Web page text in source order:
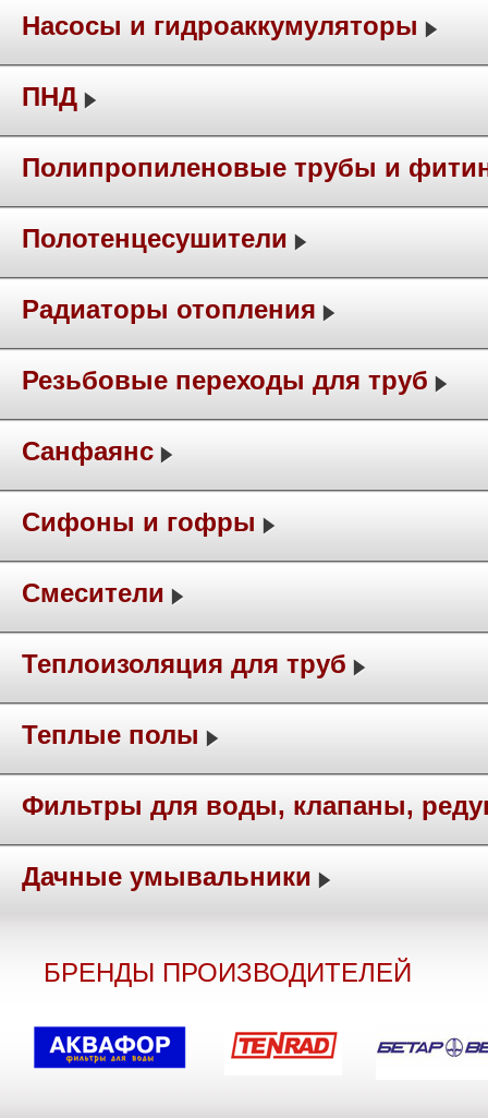
Насосы и гидроаккумуляторы
ПНД
Полипропиленовые трубы и
Полотенцесушители
Радиаторы отопления
Резьбовые переходы для труб
Санфаянс
Сифоны и гофры
Смесители
Теплоизоляция для труб
Теплые полы
Фильтры для воды, клапаны,
Дачные умывальники
БРЕНДЫ ПРОИЗВОДИТЕЛЕЙ